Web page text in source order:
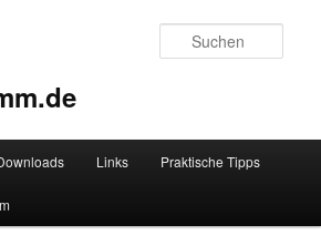
Links Praktische Tipps